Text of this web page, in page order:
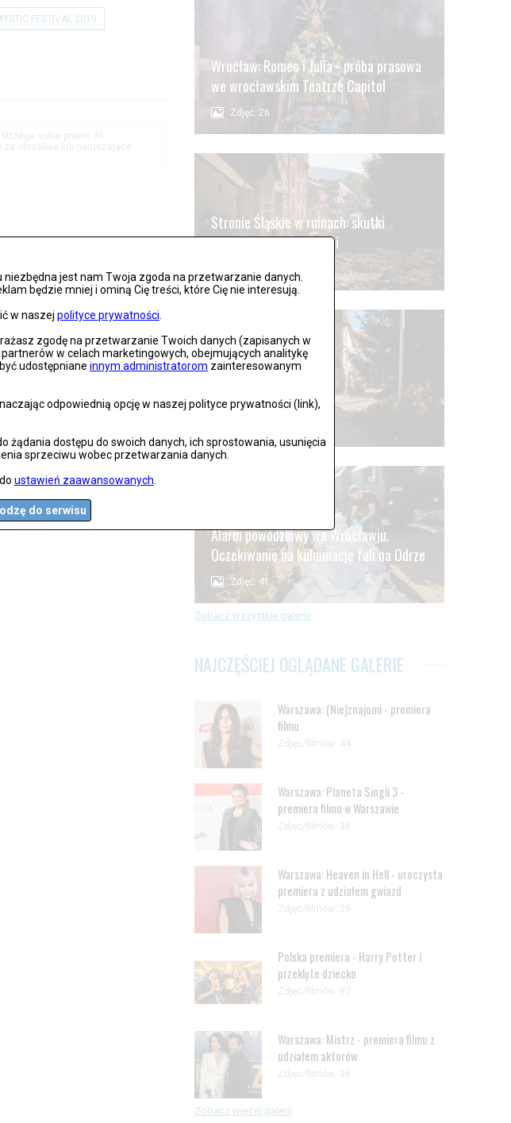
jest nam Twoja zgoda na przetwarzanie danych.
będzie mniej i ominą Cię treści, które Cię nie interesują.
w naszej polityce prywatności
zgodę na przetwarzanie Twoich danych (zapisanych w
w celach marketingowych, obejmujących analitykę
udostępniane innym administratorom zainteresowanym
odpowiednią opcję w naszej polityce prywatności (link),
dostępu do swoich danych, ich sprostowania, usunięcia
sprzeciwu wobec przetwarzania danych.
ustawień zaawansowanych
do serwisu
FESTIVAL 2019
Wrocław: Romeo i Julia - próba prasowa
we wrocławskim Teatrze Capitol
Zdjęć: 26
Stronie Śląskie w ruinach: skutki
niszczycielskiej powodzi
Lądek Zdrój po powodzi
Alarm powodziowy we Wrocławiu.
Oczekiwanie na kulminację fali na Odrze
Zdjęć: 41
Zobacz wszystkie galerie
NAJCZĘŚCIEJ OGLĄDANE GALERIE
Warszawa: (Nie)znajomi - premiera
filmu
Zdjęc/filmów: 44
Warszawa: Planeta Singli 3 -
premiera filmu w Warszawie
Zdjęc/filmów: 38
Warszawa: Heaven in Hell - uroczysta
premiera z udziałem gwiazd
Zdjęc/filmów: 29
Polska premiera - Harry Potter i
przeklęte dziecko
Zdjęc/filmów: 82
Warszawa: Mistrz - premiera filmu z
udziałem aktorów
Zdjęc/filmów: 26
Zobacz więcej galerii